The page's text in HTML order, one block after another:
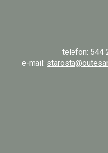
telefon: 544
e-mail: